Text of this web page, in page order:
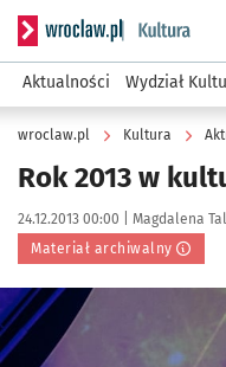
Serwis informacyjny
Aktualności Wydział
wroclaw.pl Kultura
Rok 2013 w
Data publikacji:
24.12.2013 00:00 | Autor:
Magdalena
Materiał archiwalny
Kliknij, aby powiększyć